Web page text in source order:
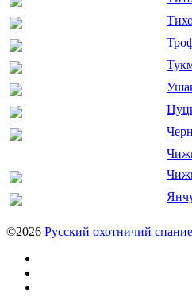
©2026 Русский охотничий